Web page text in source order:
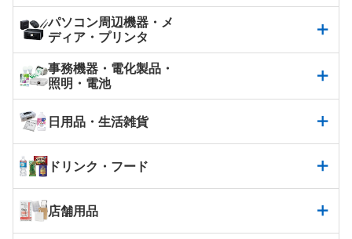
パソコン周辺機器・メ
ディア・プリンタ
事務機器・電化製品・
照明・電池
日用品・生活雑貨
ドリンク・フード
店舗用品